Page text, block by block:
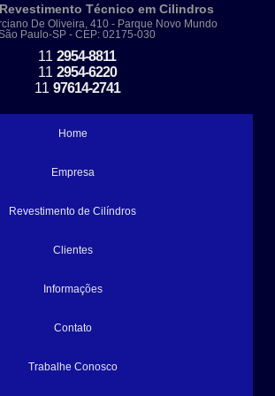
PARA ESTEIRA
ALTA TEMPERATURA
LAMINADORES
DE BORRACHA
DE LAMINAÇÃO
DE TRANSFER
Técnico em Cilindros
De Oliveira, 410 - Parque Novo Mundo
Paulo-SP - CEP: 02175-030
11 2954-8811
11 2954-6220
11 97614-2741
Home
Empresa
Revestimento de Cilíndros
Clientes
Informações
Contato
Trabalhe Conosco